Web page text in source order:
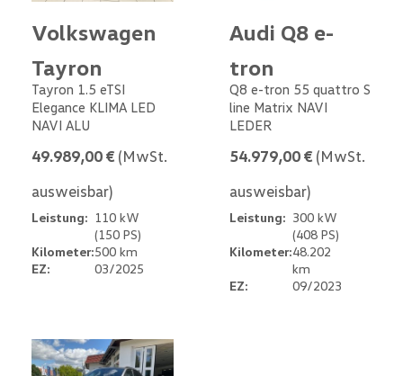
Volkswagen
Tayron
Tayron 1.5 eTSI
Elegance KLIMA LED
NAVI ALU
49.989,00 € (MwSt.
ausweisbar)
Leistung: 110 kW
(150 PS)
Kilometer:500 km
EZ:
03/2025
Audi Q8 e-
tron
Q8 e-tron 55 quattro S
line Matrix NAVI
LEDER
54.979,00 € (MwSt.
ausweisbar)
Leistung: 300 kW
(408 PS)
Kilometer:48.202
km
EZ:
09/2023